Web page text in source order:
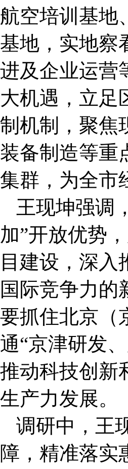
航空培训基地
基地，实地察
进及企业运营
大机遇，立足
制机制，聚焦
装备制造等重
集群，为全市
王现坤强调
加”开放优势
目建设，深入
国际竞争力的
要抓住北京（
通“京津研发
推动科技创新
生产力发展。
调研中，王
障，精准落实